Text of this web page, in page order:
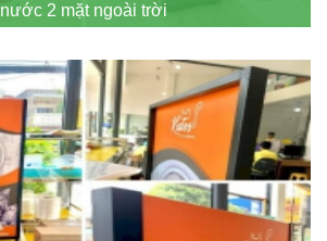
nước 2 mặt ngoài trời